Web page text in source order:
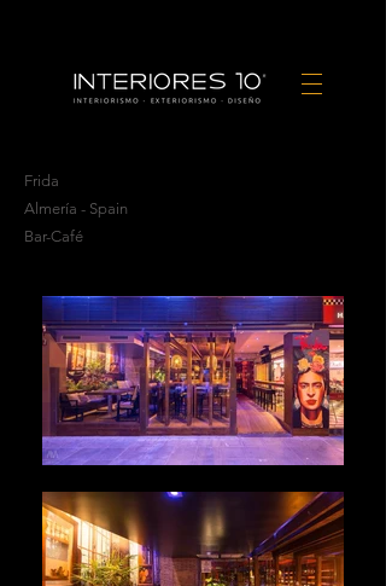
Frida
Almería - Spain
Bar-Café